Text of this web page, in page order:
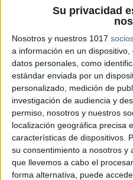
Su privacidad
Nosotros y nuestros 1017
a información en un
datos personales, como
estándar enviada por un
personalizado, medición de
investigación de audiencia y
permiso, nosotros y nuestros
localización geográfica precisa
características de dispositivos.
su consentimiento a nosotros y
que llevemos a cabo el
forma alternativa, puede